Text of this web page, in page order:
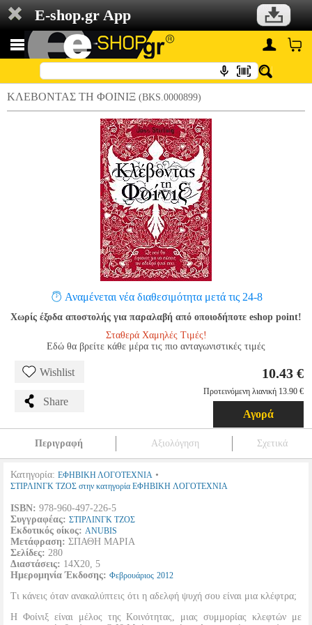
E-shop.gr App
ΚΛΕΒΟΝΤΑΣ ΤΗ ΦΟΙΝΙΞ (BKS.0000899)
Αναμένεται νέα διαθεσιμότητα μετά τις 24-8
Χωρίς έξοδα αποστολής για παραλαβή από οποιοδήποτε eshop point!
Σταθερά Χαμηλές Τιμές!
Εδώ θα βρείτε κάθε μέρα τις πιο ανταγωνιστικές τιμές
Wishlist
Share
10.43 €
Προτεινόμενη λιανική 13.90 €
Αγορά
Περιγραφή Αξιολόγηση Σχετικά
Κατηγορία: ΕΦΗΒΙΚΗ ΛΟΓΟΤΕΧΝΙΑ •
ΣΤΙΡΛΙΝΓΚ ΤΖΟΣ στην κατηγορία ΕΦΗΒΙΚΗ ΛΟΓΟΤΕΧΝΙΑ
ISBN: 978-960-497-226-5
Συγγραφέας: ΣΤΙΡΛΙΝΓΚ ΤΖΟΣ
Εκδοτικός οίκος: ANUBIS
Μετάφραση: ΣΠΑΘΗ ΜΑΡΙΑ
Σελίδες: 280
Διαστάσεις: 14Χ20, 5
Ημερομηνία Έκδοσης: Φεβρουάριος 2012
Τι κάνεις όταν ανακαλύπτεις ότι η αδελφή ψυχή σου είναι μια κλέφτρα;
Η Φοίνιξ είναι μέλος της Κοινότητας, μιας συμμορίας κλεφτών με